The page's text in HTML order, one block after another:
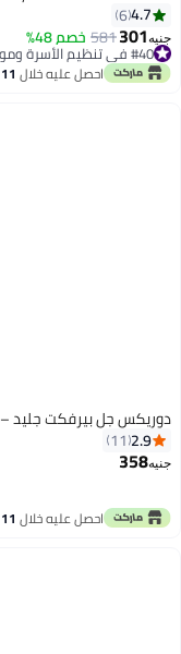
Extra Fun
4.7
6
جنيه301
581 خصم 48%
احصل عليه خلال 11
اغسطس
دوريكس جل بيرفكت جليد – 50 مل
2.9
11
جنيه358
احصل عليه خلال 11